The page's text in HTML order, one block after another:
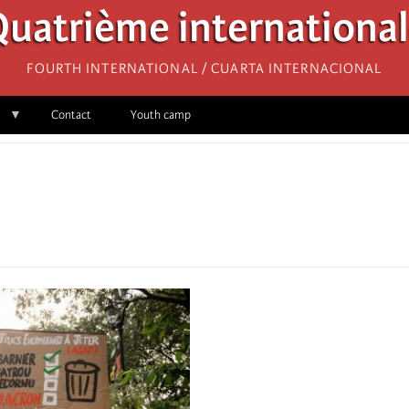
Fourth International / Cuarta Internacional
Contact Youth camp